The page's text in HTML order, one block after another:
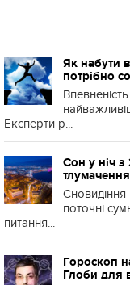
Як набути
потрібно
Експерти р...
Сон у ніч з
Сновидіння
поточні
питання...
Гороскоп
Глоби для